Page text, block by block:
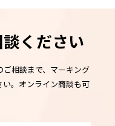
ください
相談まで、マーキング
。オンライン商談も可